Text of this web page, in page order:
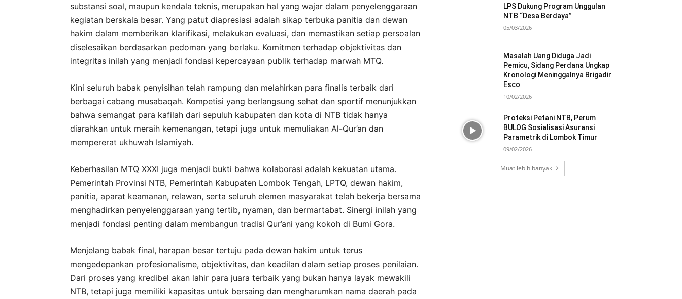
substansi soal, maupun kendala teknis, merupakan hal yang wajar dalam penyelenggaraan
kegiatan berskala besar. Yang patut diapresiasi adalah sikap terbuka panitia dan dewan
hakim dalam memberikan klarifikasi, melakukan evaluasi, dan memastikan setiap persoalan
diselesaikan berdasarkan pedoman yang berlaku. Komitmen terhadap objektivitas dan
integritas inilah yang menjadi fondasi kepercayaan publik terhadap marwah MTQ.
Kini seluruh babak penyisihan telah rampung dan melahirkan para finalis terbaik dari
berbagai cabang musabaqah. Kompetisi yang berlangsung sehat dan sportif menunjukkan
bahwa semangat para kafilah dari sepuluh kabupaten dan kota di NTB tidak hanya
diarahkan untuk meraih kemenangan, tetapi juga untuk memuliakan Al-Qur’an dan
mempererat ukhuwah Islamiyah.
Keberhasilan MTQ XXXI juga menjadi bukti bahwa kolaborasi adalah kekuatan utama.
Pemerintah Provinsi NTB, Pemerintah Kabupaten Lombok Tengah, LPTQ, dewan hakim,
panitia, aparat keamanan, relawan, serta seluruh elemen masyarakat telah bekerja bersama
menghadirkan penyelenggaraan yang tertib, nyaman, dan bermartabat. Sinergi inilah yang
menjadi fondasi penting dalam membangun tradisi Qur’ani yang kokoh di Bumi Gora.
Menjelang babak final, harapan besar tertuju pada dewan hakim untuk terus
mengedepankan profesionalisme, objektivitas, dan keadilan dalam setiap proses penilaian.
Dari proses yang kredibel akan lahir para juara terbaik yang bukan hanya layak mewakili
NTB, tetapi juga memiliki kapasitas untuk bersaing dan mengharumkan nama daerah pada
LPS Dukung Program Unggulan
NTB “Desa Berdaya”
05/03/2026
Masalah Uang Diduga Jadi
Pemicu, Sidang Perdana Ungkap
Kronologi Meninggalnya Brigadir
Esco
10/02/2026
Proteksi Petani NTB, Perum
BULOG Sosialisasi Asuransi
Parametrik di Lombok Timur
09/02/2026
Muat lebih banyak